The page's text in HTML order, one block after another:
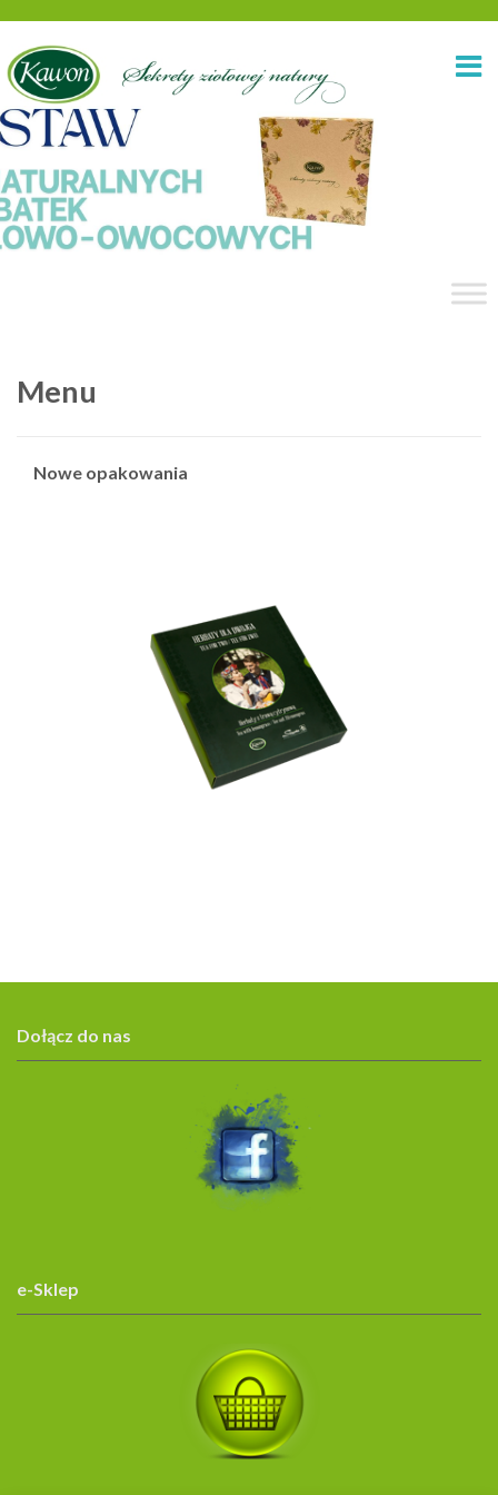
Menu
Nowe opakowania
Dołącz do nas
e-Sklep